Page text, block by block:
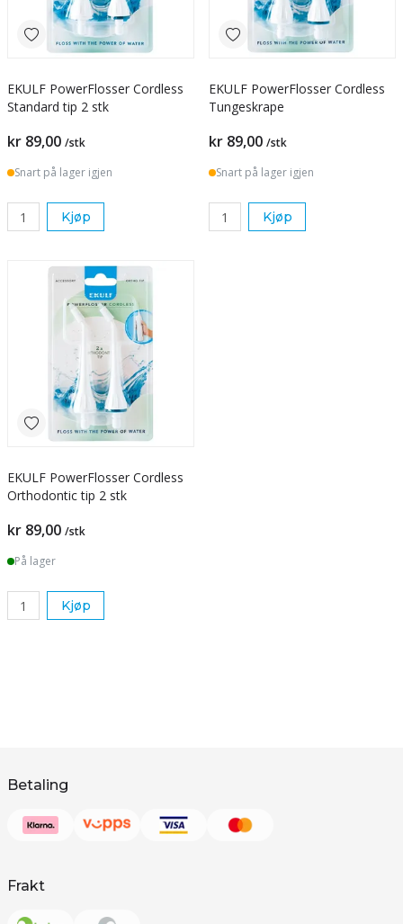
EKULF PowerFlosser Cordless
Standard tip 2 stk
kr 89,00 /stk
Snart på lager igjen
Kjøp
EKULF PowerFlosser Cordless
Tungeskrape
kr 89,00 /stk
Snart på lager igjen
Kjøp
EKULF PowerFlosser Cordless
Orthodontic tip 2 stk
kr 89,00 /stk
På lager
Kjøp
Betaling
Frakt